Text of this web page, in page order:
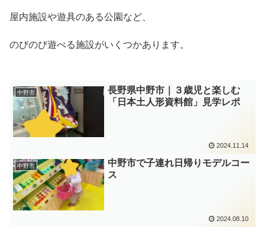
屋内施設や遊具のある公園など、
のびのび遊べる施設がいくつかあります。
中野市
長野県中野市｜３歳児と楽しむ
「日本土人形資料館」見学レポ
2024.11.14
中野市
中野市で子連れ日帰りモデルコー
ス
2024.08.10